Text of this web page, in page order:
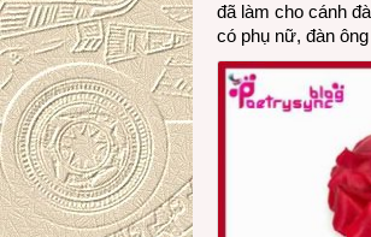
đã làm cho cánh
có phụ nữ, đàn